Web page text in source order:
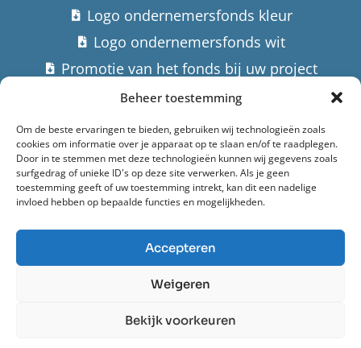
Beheer toestemming
Om de beste ervaringen te bieden, gebruiken wij technologieën zoals
cookies om informatie over je apparaat op te slaan en/of te raadplegen.
Door in te stemmen met deze technologieën kunnen wij gegevens zoals
surfgedrag of unieke ID's op deze site verwerken. Als je geen
toestemming geeft of uw toestemming intrekt, kan dit een nadelige
invloed hebben op bepaalde functies en mogelijkheden.
Accepteren
Weigeren
Bekijk voorkeuren
Logo ondernemersfonds kleur
Logo ondernemersfonds wit
Promotie van het fonds bij uw project
Contact
Stuur een email
Hoofdstraat 182,
9982 AK Uithuizermeeden
Ondernemersfonds Het Hogeland (2022)
Privacyverklaring